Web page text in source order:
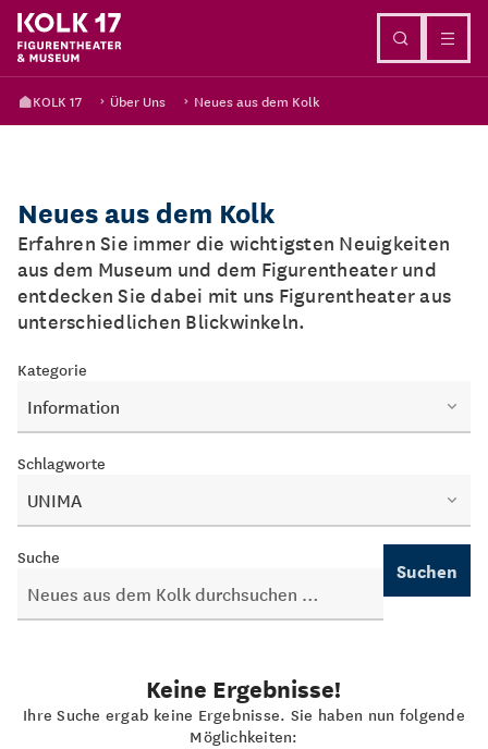
KOLK 17 Über Uns Neues aus dem Kolk
Neues aus dem Kolk
Erfahren Sie immer die wichtigsten Neuigkeiten
aus dem Museum und dem Figurentheater und
entdecken Sie dabei mit uns Figurentheater aus
unterschiedlichen Blickwinkeln.
Kategorie
Information
Schlagworte
UNIMA
Suche
Suchen
Keine Ergebnisse!
Ihre Suche ergab keine Ergebnisse. Sie haben nun folgende
Möglichkeiten: